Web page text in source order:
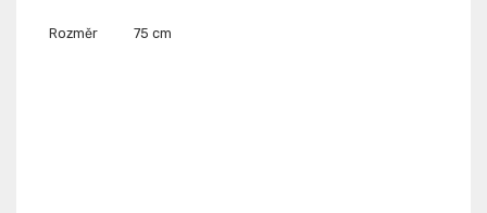
Rozměr 75 cm